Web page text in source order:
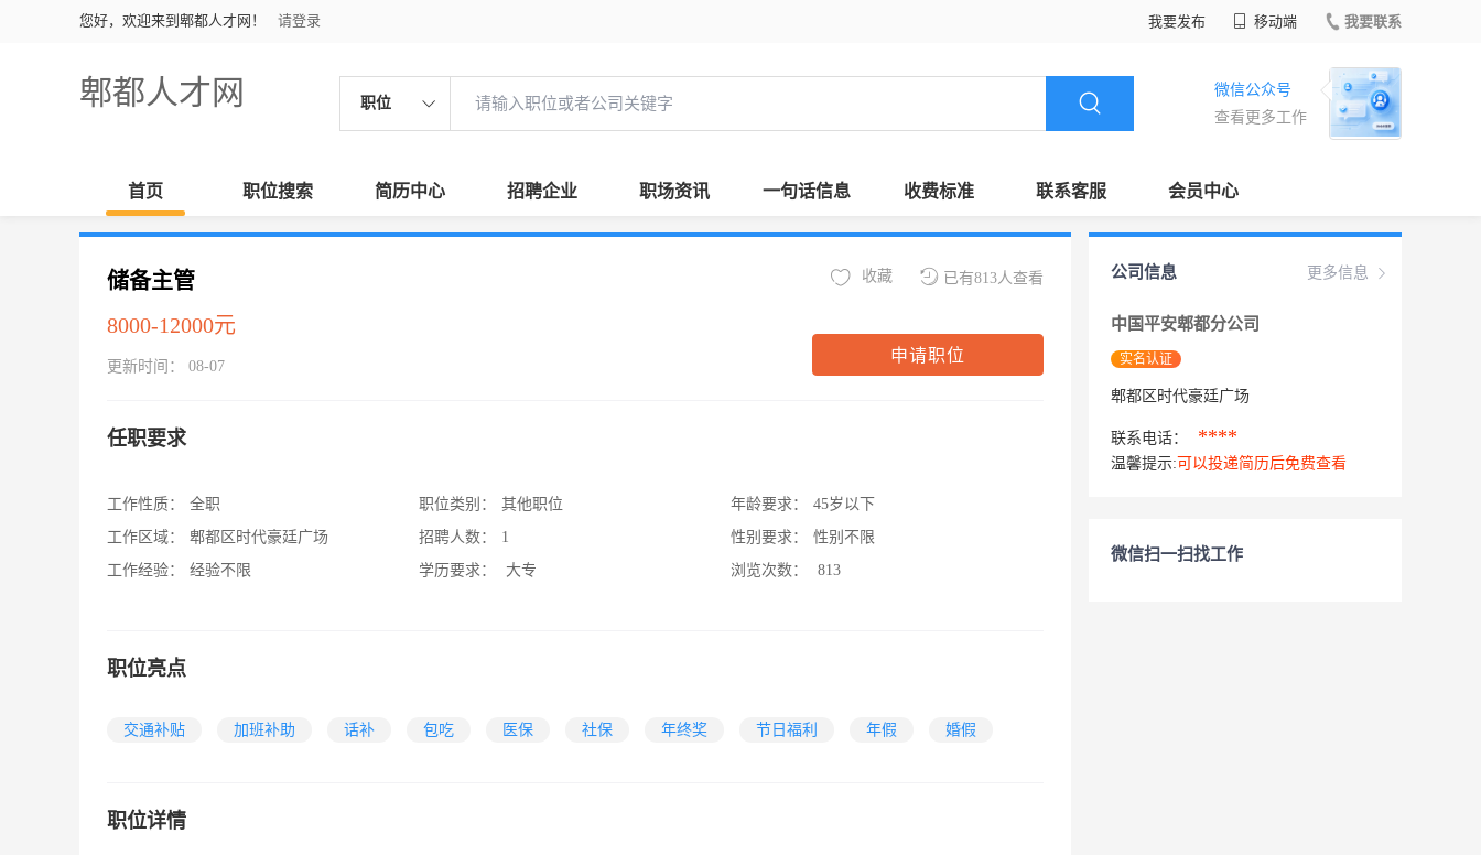
您好，欢迎来到郫都人才网！ 请登录 我要发布 移动端 我要联系
郫都人才网 职位
微信公众号
查看更多工作
首页 职位搜索 简历中心 招聘企业 职场资讯 一句话信息 收费标准 联系客服 会员中心
储备主管
8000-12000元
更新时间： 08-07
已有813人查看
收藏
申请职位
任职要求
工作性质：
全职
工作区域：
郫都区时代豪廷广场
工作经验：
经验不限
职位类别：
其他职位
招聘人数：
1
学历要求：
大专
年龄要求：
45岁以下
性别要求：
性别不限
浏览次数：
813
职位亮点
交通补贴 加班补助 话补 包吃 医保 社保 年终奖 节日福利 年假 婚假
职位详情
更多信息
公司信息
中国平安郫都分公司
实名认证
郫都区时代豪廷广场
联系电话： ****
温馨提示: 可以投递简历后免费查看
微信扫一扫找工作